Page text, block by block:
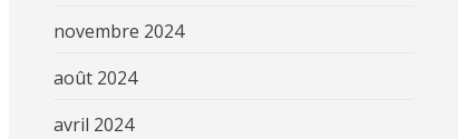
novembre 2024
août 2024
avril 2024